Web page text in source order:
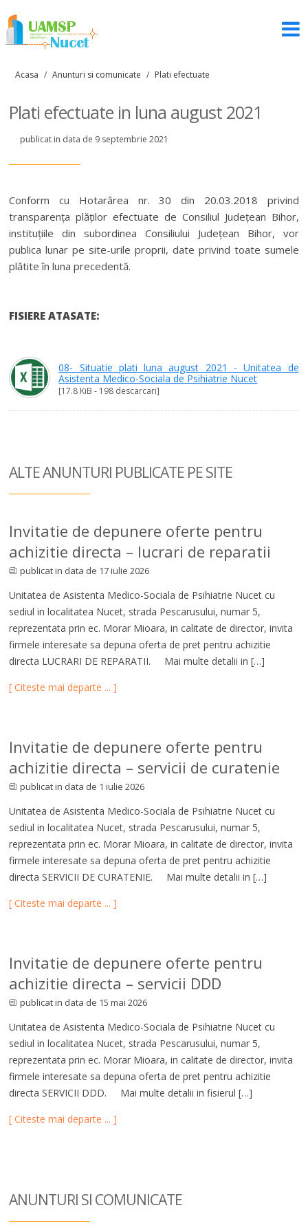
Acasa / Anunturi si comunicate / Plati efectuate
Plati efectuate in luna august 2021
publicat in data de 9 septembrie 2021
Conform cu Hotarârea nr. 30 din 20.03.2018 privind
transparența plăților efectuate de Consiliul Județean Bihor,
instituțiile din subordinea Consiliului Județean Bihor, vor
publica lunar pe site-urile proprii, date privind toate sumele
plătite în luna precedentă.
FISIERE ATASATE:
08- Situatie plati luna august 2021 - Unitatea de
Asistenta Medico-Sociala de Psihiatrie Nucet
[17.8 KiB - 198 descarcari]
ALTE ANUNTURI PUBLICATE PE SITE
Invitatie de depunere oferte pentru
achizitie directa – lucrari de reparatii
publicat in data de 17 iulie 2026
Unitatea de Asistenta Medico-Sociala de Psihiatrie Nucet cu
sediul in localitatea Nucet, strada Pescarusului, numar 5,
reprezentata prin ec. Morar Mioara, in calitate de director, invita
firmele interesate sa depuna oferta de pret pentru achizitie
directa LUCRARI DE REPARATII. Mai multe detalii in […]
[ Citeste mai departe ... ]
Invitatie de depunere oferte pentru
achizitie directa – servicii de curatenie
publicat in data de 1 iulie 2026
Unitatea de Asistenta Medico-Sociala de Psihiatrie Nucet cu
sediul in localitatea Nucet, strada Pescarusului, numar 5,
reprezentata prin ec. Morar Mioara, in calitate de director, invita
firmele interesate sa depuna oferta de pret pentru achizitie
directa SERVICII DE CURATENIE. Mai multe detalii in […]
[ Citeste mai departe ... ]
Invitatie de depunere oferte pentru
achizitie directa – servicii DDD
publicat in data de 15 mai 2026
Unitatea de Asistenta Medico-Sociala de Psihiatrie Nucet cu
sediul in localitatea Nucet, strada Pescarusului, numar 5,
reprezentata prin ec. Morar Mioara, in calitate de director, invita
firmele interesate sa depuna oferta de pret pentru achizitie
directa SERVICII DDD. Mai multe detalii in fisierul […]
[ Citeste mai departe ... ]
ANUNTURI SI COMUNICATE